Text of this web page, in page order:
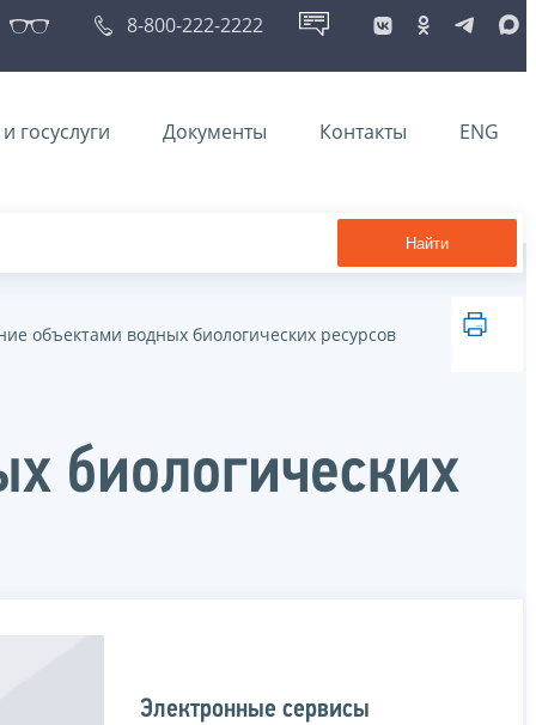
8-800-222-2222
госуслуги Документы Контакты ENG
Найти
объектами водных биологических ресурсов
биологических
Электронные сервисы